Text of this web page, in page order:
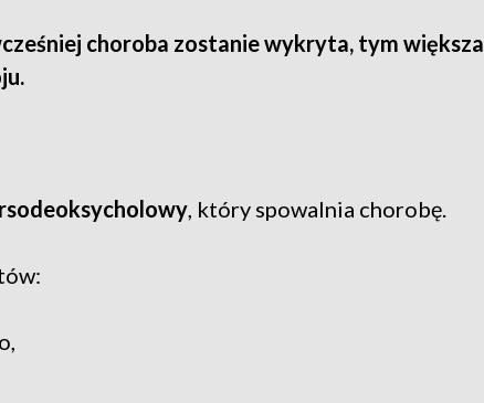
choroba zostanie wykryta, tym większa
, który spowalnia chorobę.